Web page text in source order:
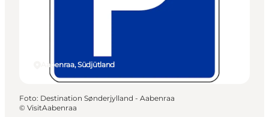
Aabenraa, Südjütland
Foto: Destination Sønderjylland - Aabenraa
© VisitAabenraa